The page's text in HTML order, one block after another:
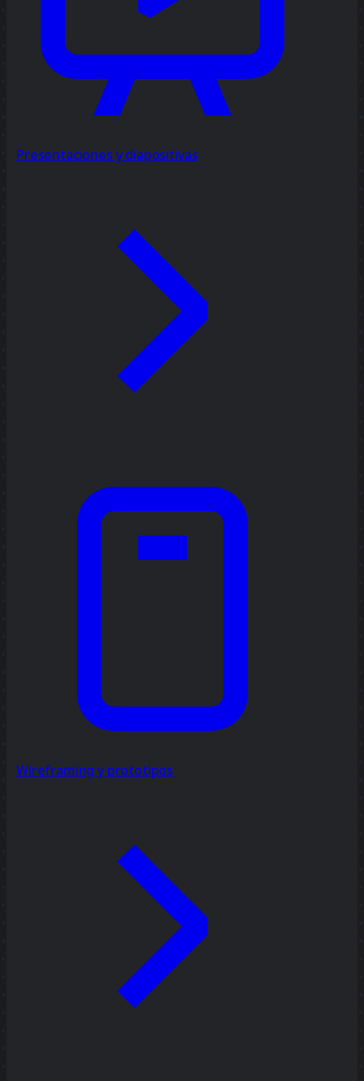
Presentaciones y diapositivas
Wireframing y prototipos